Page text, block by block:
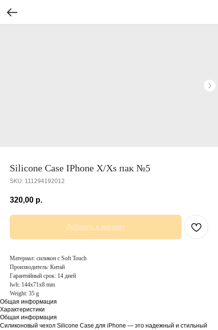
Silicone Case IPhone X/Xs пак №5
SKU: 111294192012
320,00 р.
Добавить в корзину
Материал: силикон с Soft Touch
Производитель: Китай
Гарантийный срок: 14 дней
lwh: 144x71x8 mm
Weight: 35 g
Общая информация
Характеристики
Общая информация
Силиконовый чехол Silicone Case для iPhone — это надежный и стильный